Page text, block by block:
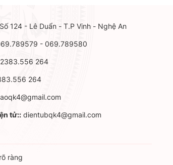
124 - Lê Duẩn - T.P Vinh - Nghệ An
- 069.789580
264
264
tử::dientubqk4@gmail.com
ràng